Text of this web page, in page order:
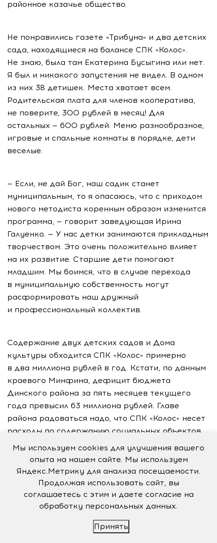
районное казачье общество.
Не понравились газете «Трибуна» и два детских
сада, находящиеся на балансе СПК «Колос».
Не знаю, была там Екатерина Бусыгина или нет.
Я был и никакого запустения не видел. В одном
из них 38 детишек. Места хватает всем.
Родительская плата для членов кооператива,
не поверите, 300 рублей в месяц! Для
остальных — 600 рублей. Меню разнообразное,
игровые и спальные комнаты в порядке, дети
веселые.
— Если, не дай Бог, наш садик станет
муниципальным, то я опасаюсь, что с приходом
нового методиста коренным образом изменится
программа, — говорит заведующая Ирина
Галуенко. — У нас детки занимаются прикладным
творчеством. Это очень положительно влияет
на их развитие. Старшие дети помогают
младшим. Мы боимся, что в случае перехода
в муниципальную собственность могут
расформировать наш дружный
и профессиональный коллектив.
Содержание двух детских садов и Дома
культуры обходится СПК «Колос» примерно
в два миллиона рублей в год. Кстати, по данным
краевого Минфина, дефицит бюджета
Динского района за пять месяцев текущего
года превысил 63 миллиона рублей. Главе
района радоваться надо, что СПК «Колос» несет
расходы по содержанию социальных объектов
самостоятельно, тем самым снимая с бюджета
муниципального образования часть
финансового бремени. Поддерживать
предприятие, а не ставить ему палки в колеса.
Ан нет...
Мы используем cookies для улучшения вашего
опыта на нашем сайте. Мы используем
Яндекс.Метрику для анализа посещаемости.
Продолжая использовать сайт, вы
соглашаетесь с этим и даете согласие на
обработку персональных данных.
Принять